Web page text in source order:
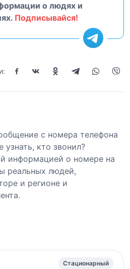
о людях и
Подписывайся!
с номера телефона
узнать, кто звонил?
информацией о номере на
реальных людей,
и регионе и
Стационарный